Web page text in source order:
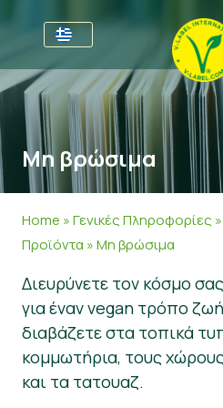
Για τις επιχειρήσεις
Πληροφορίες για
V-Label Webinars
Resources
Πάρτε πιστοποίηση
Τομείς
Γενικές Πληροφορίες
Καλλυντικά και
Μη βρώσιμα
Γαστρονομία
Συχνές ερωτήσεις
Γενικές Πληροφορίες
Πιστοποιημένα
Σχετικά με εμάς
About Us
Ελάτε σε επαφή
Πάρτε πιστοποίηση
Αναφορά κατάχρησης
Μη βρώσιμα
Home »Γενικές Πληροφορίες »
Προϊόντα »Μη βρώσιμα
Διευρύνετε τον κόσμο
για έναν vegan τρόπο
διαβάζετε στα τοπικά
κομμωτήρια, τους
και τα τατουαζ.